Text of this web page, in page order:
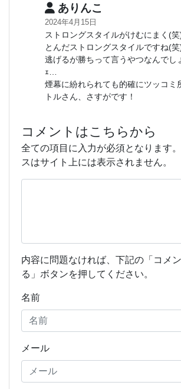
ありんこ
2024年4月15日
ストロングスタイルがけむにまく(笑
とんだストロングスタイルですね(笑
逃げるが勝ちって言うやつなんでし
ｪ…
煙幕に紛れられても的確にツッコミ
トルさん、さすがです！
コメントはこちらから
全ての項目に入力が必須となります
スはサイト上には表示されません。
内容に問題なければ、下記の「コメ
る」ボタンを押してください。
名前
メール